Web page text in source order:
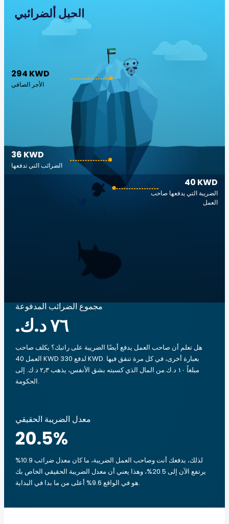
الجبل ألضرائبي
294 KWD
الأجر الصافي
40 KWD
الضريبة التي يدفعها صاحب
العمل
36 KWD
الضرائب التي تدفعها
مجموع الضرائب المدفوعة
هل تعلم أن صاحب العمل يدفع أيضًا الضريبة على راتبك؟ يكلف صاحب
العمل 40 KWD لدفع 330 KWD. بعبارة أخرى، في كل مرة تنفق فيها
مبلغاً ‏١٠ د.ك.‏من المال الذي كسبته بشق الأنفس، يذهب ‏٢٫٣ د.ك.‏ إلى
الحكومة.
معدل الضريبة الحقيقي
20.5%
لذلك، بدفعك أنت وصاحب العمل الضريبة، ما كان معدل ضرائب 10.9%
يرتفع الآن إلى 20.5%، وهذا يعني أن معدل الضريبة الحقيقي الخاص بك
هو في الواقع 9.6% أعلى من ما بدا في البداية.